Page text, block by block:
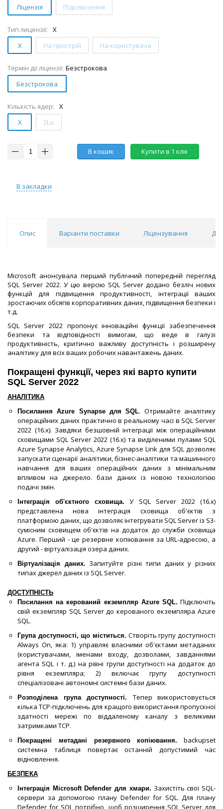
Ліцензія
Підключення
Тип лицензії:
X
X
На пристрій На користувача
Термін дії ліцензії: Безстрокова
Безстрокова
Кількість ядер:
X
X
2Lic
В кошик Купити в 1 клік
В закладки
Опис Варіанти поставки Ліцензування
Microsoft анонсувала перший публічний попередній перегляд
SQL Server 2022. У цю версію SQL Server додано безліч нових
функцій для підвищення продуктивності, інтеграції ваших
зростаючих обсягів корпоративних даних, підвищення безпеки і
т.д.
SQL Server 2022 пропонує інноваційні функції забезпечення
безпеки та відповідності вимогам, що веде в галузі
продуктивність, критично важливу доступність і розширену
аналітику для всіх ваших робочих навантажень даних.
Покращені функції, через які варто купити
SQL Server 2022
АНАЛІТИКА
Посилання Azure Synapse для SQL. Отримайте аналітику
операційних даних практично в реальному часі в SQL Server
2022 (16.x). Завдяки безшовній інтеграції між операційними
сховищами SQL Server 2022 (16.x) та виділеними пулами SQL
Azure Synapse Analytics, Azure Synapse Link для SQL дозволяє
запускати сценарії аналітики, бізнес-аналітики та машинного
навчання для ваших операційних даних з мінімальним
впливом на джерело. бази даних із новою технологією
подачі змін.
Інтеграція об'єктного сховища.
У SQL Server 2022 (16.x)
представлена нова інтеграція сховища об'єктів з
платформою даних, що дозволяє інтегрувати SQL Server із S3-
сумісним сховищем об'єктів на додаток до служби сховища
Azure. Перший - це резервне копіювання за URL-адресою, а
другий - віртуалізація озера даних.
Віртуалізація даних. Запитуйте різні типи даних у різних
типах джерел даних із SQL Server.
ДОСТУПНІСТЬ
Посилання на керований екземпляр Azure SQL. Підключіть
свій екземпляр SQL Server до керованого екземпляра Azure
SQL.
Група доступності, що міститься. Створіть групу доступності
Always On, яка: 1) управляє власними об'єктами метаданих
(користувачами, іменами входу, дозволами, завданнями
агента SQL і т. д.) на рівні групи доступності на додаток до
рівня екземпляра; 2) включає групу доступності
спеціалізовані автономні системні бази даних.
Розподілена група доступності. Тепер використовується
кілька TCP-підключень для кращого використання пропускної
здатності мережі по віддаленому каналу з великими
затримками TCP.
Покращені метадані резервного копіювання.
backupset
системна таблиця повертає останній допустимий час
відновлення.
БЕЗПЕКА
Інтеграція Microsoft Defender для хмари. Захистіть свої SQL-
сервери за допомогою плану Defender for SQL. Для плану
Defender for SQL потрібно, щоб розширення SQL Server для